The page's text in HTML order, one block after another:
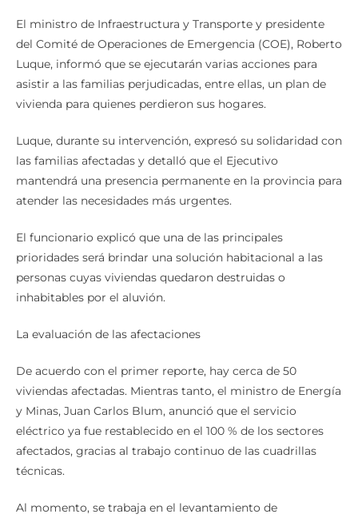
El ministro de Infraestructura y Transporte y presidente
del Comité de Operaciones de Emergencia (COE), Roberto
Luque, informó que se ejecutarán varias acciones para
asistir a las familias perjudicadas, entre ellas, un plan de
vivienda para quienes perdieron sus hogares.
Luque, durante su intervención, expresó su solidaridad con
las familias afectadas y detalló que el Ejecutivo
mantendrá una presencia permanente en la provincia para
atender las necesidades más urgentes.
El funcionario explicó que una de las principales
prioridades será brindar una solución habitacional a las
personas cuyas viviendas quedaron destruidas o
inhabitables por el aluvión.
La evaluación de las afectaciones
De acuerdo con el primer reporte, hay cerca de 50
viviendas afectadas. Mientras tanto, el ministro de Energía
y Minas, Juan Carlos Blum, anunció que el servicio
eléctrico ya fue restablecido en el 100 % de los sectores
afectados, gracias al trabajo continuo de las cuadrillas
técnicas.
Al momento, se trabaja en el levantamiento de